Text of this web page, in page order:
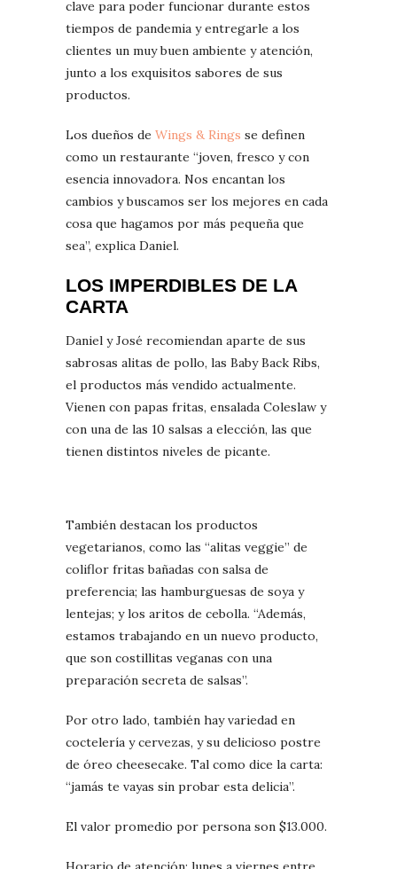
clave para poder funcionar durante estos
tiempos de pandemia y entregarle a los
clientes un muy buen ambiente y atención,
junto a los exquisitos sabores de sus
productos.
Los dueños de Wings & Rings se definen
como un restaurante “joven, fresco y con
esencia innovadora. Nos encantan los
cambios y buscamos ser los mejores en cada
cosa que hagamos por más pequeña que
sea”, explica Daniel.
LOS IMPERDIBLES DE LA
CARTA
Daniel y José recomiendan aparte de sus
sabrosas alitas de pollo, las Baby Back Ribs,
el productos más vendido actualmente.
Vienen con papas fritas, ensalada Coleslaw y
con una de las 10 salsas a elección, las que
tienen distintos niveles de picante.
También destacan los productos
vegetarianos, como las “alitas veggie” de
coliflor fritas bañadas con salsa de
preferencia; las hamburguesas de soya y
lentejas; y los aritos de cebolla. “Además,
estamos trabajando en un nuevo producto,
que son costillitas veganas con una
preparación secreta de salsas”.
Por otro lado, también hay variedad en
coctelería y cervezas, y su delicioso postre
de óreo cheesecake. Tal como dice la carta:
“jamás te vayas sin probar esta delicia”.
El valor promedio por persona son $13.000.